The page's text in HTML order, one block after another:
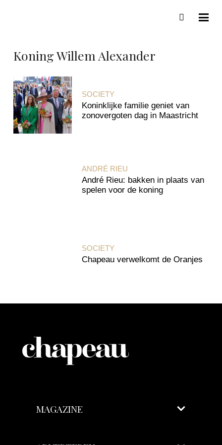
Koning Willem Alexander
SOCIETY
Koninklijke familie geniet van
zonovergoten dag in Maastricht
ANDRÉ RIEU
André Rieu: bakken in plaats van
spelen voor de koning
SOCIETY
Chapeau verwelkomt de Oranjes
MAGAZINE